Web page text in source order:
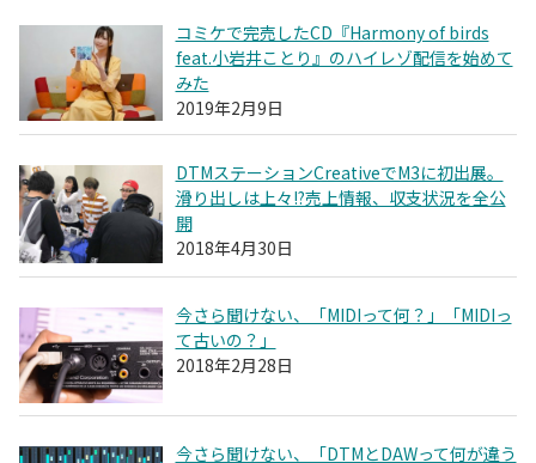
コミケで完売したCD『Harmony of birds
feat.小岩井ことり』のハイレゾ配信を始めて
みた
2019年2月9日
DTMステーションCreativeでM3に初出展。
滑り出しは上々!?売上情報、収支状況を全公
開
2018年4月30日
今さら聞けない、「MIDIって何？」「MIDIっ
て古いの？」
2018年2月28日
今さら聞けない、「DTMとDAWって何が違う